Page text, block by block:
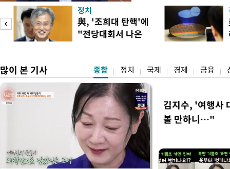
지적에 대해 "사는(실거주
어들고 나중에 팔 때 양도
총리는 이날 오전 MBC 라
터뷰에서 "이게(30억원 이
정치
與, '조희대 탄핵'에
"전당대회서 나온
많이 본 기사 종합 정치 국제 경제 금융
김지수, '여행사
볼 만하니…"